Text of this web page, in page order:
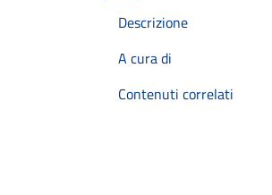
Descrizione
A cura di
Contenuti correlati